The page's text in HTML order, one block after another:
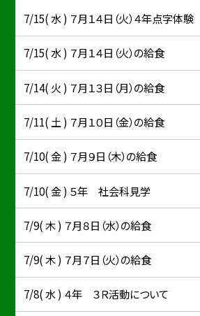
7/15( 水 ) ７月１４日（火）４年点字体験
7/15( 水 ) ７月１４日（火）の給食
7/14( 火 ) ７月１３日（月）の給食
7/11( 土 ) ７月１０日（金）の給食
7/10( 金 ) ７月９日（木）の給食
7/10( 金 ) ５年 社会科見学
7/9( 木 ) ７月８日（水）の給食
7/9( 木 ) ７月７日（火）の給食
7/8( 水 ) ４年 ３Ｒ活動について